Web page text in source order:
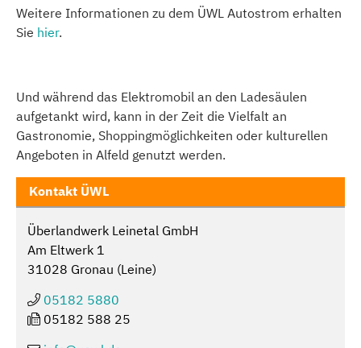
Weitere Informationen zu dem ÜWL Autostrom erhalten
Sie hier.
Und während das Elektromobil an den Ladesäulen
aufgetankt wird, kann in der Zeit die Vielfalt an
Gastronomie, Shoppingmöglichkeiten oder kulturellen
Angeboten in Alfeld genutzt werden.
Kontakt ÜWL
Überlandwerk Leinetal GmbH
Am Eltwerk 1
31028 Gronau (Leine)
05182 5880
05182 588 25